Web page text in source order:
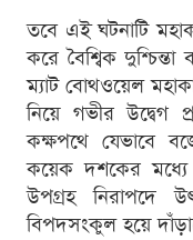
তবে এই ঘটনাটি
করে বৈশ্বিক দুশ্চিন্তা
ম্যাট বোথওয়েল
নিয়ে গভীর উদ্বেগ
কক্ষপথে যেভাবে
কয়েক দশকের মধ্যে
উপগ্রহ নিরাপদে
বিপদসংকুল হয়ে